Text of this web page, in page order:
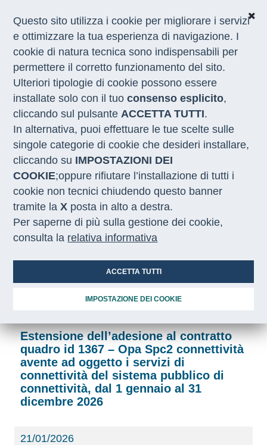
CHI SIAMO
COSA FACCIAMO
I NOSTRI SERVIZI
MEDIA
CON LE REGIONI
Home / Bandi / Gare in Evidenza
Elenco Gare in evidenza
09/02/2026
Adesione alla convenzione Consip
"energia elettrica 22" per la fornitura di
servizi connessi per tutte le pubbliche
amministrazioni per il lotto 9 – Marche
Estensione dell’adesione al contratto
quadro id 1367 – Opa Spc2 connettività
avente ad oggetto i servizi di
connettività del sistema pubblico di
connettività, dal 1 gennaio al 31
dicembre 2026
21/01/2026
Questo sito utilizza i cookie per migliorare i servizi
e ottimizzare la tua esperienza di navigazione. I
cookie di natura tecnica sono indispensabili per
permettere il corretto funzionamento del sito.
Ulteriori tipologie di cookie possono essere
installate solo con il tuoconsenso esplicito,
cliccando sul pulsanteACCETTA TUTTI.
In alternativa, puoi effettuare le tue scelte sulle
singole categorie di cookie che desideri installare,
cliccando su IMPOSTAZIONI DEI
COOKIE;oppure rifiutare l’installazione di tutti i
cookie non tecnici chiudendo questo banner
tramite laX posta in alto a destra.
Per saperne di più sulla gestione dei cookie,
consulta la relativa informativa
ACCETTA TUTTI
IMPOSTAZIONE DEI COOKIE